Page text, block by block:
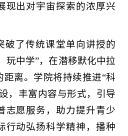
现出对宇宙探索的浓厚兴
破了传统课堂单向讲授的
玩中学”，在潜移默化中拉
离。学院将持续推进“科
，丰富内容与形式，引导
志愿服务，助力提升青少
行动弘扬科学精神，播种